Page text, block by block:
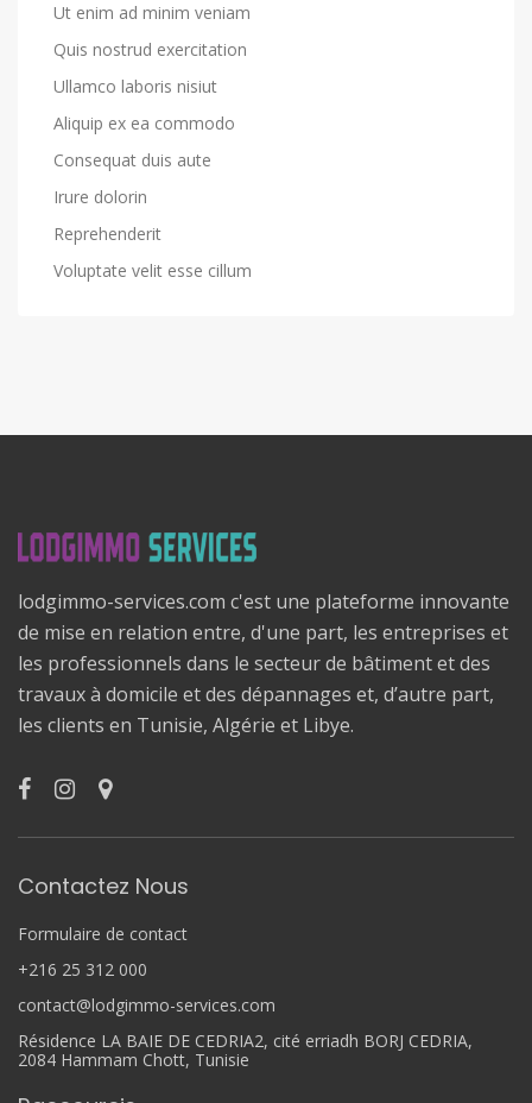
Ut enim ad minim veniam
Quis nostrud exercitation
Ullamco laboris nisiut
Aliquip ex ea commodo
Consequat duis aute
Irure dolorin
Reprehenderit
Voluptate velit esse cillum
lodgimmo-services.com c'est une plateforme innovante
de mise en relation entre, d'une part, les entreprises et
les professionnels dans le secteur de bâtiment et des
travaux à domicile et des dépannages et, d’autre part,
les clients en Tunisie, Algérie et Libye.
Contactez Nous
Formulaire de contact
+216 25 312 000
contact@lodgimmo-services.com
Résidence LA BAIE DE CEDRIA2, cité erriadh BORJ CEDRIA,
2084 Hammam Chott, Tunisie